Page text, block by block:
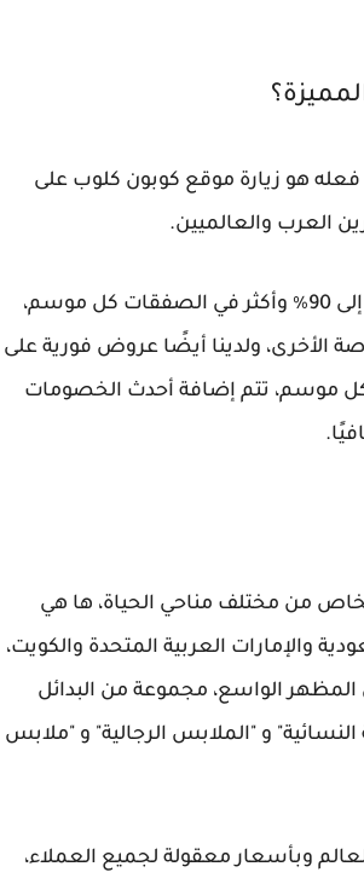
كل ما عليك فعله هو زيارة موقع كوبون كلوب على
لدينا أيضًا عروض فورية على جميع عروض القسم، مع تنزيلات تصل إلى 90٪ وأكثر في الصفقات كل موسم،
أزياء الأطفال "وكوبونات 6 ستريت الخاصة الأخرى، ولدينا أيضًا عروض فورية على
90٪ وأكثر في الصفقات كل موسم، تتم إضافة أحدث الخصومات
من مختلف مناحي الحياة، ها هي
والإمارات العربية المتحدة والكويت،
المظهر الواسع، مجموعة من البدائل
و "الملابس الرجالية" و "ملابس
وبأسعار معقولة لجميع العملاء،